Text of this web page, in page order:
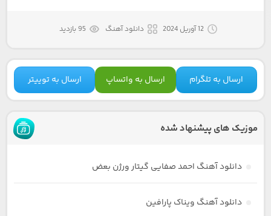
12 آوریل 2024 دانلود آهنگ 95 بازدید
ارسال به تلگرام ارسال به واتساپ ارسال به توییتر
موزیک های پیشنهاد شده
دانلود آهنگ احمد صفایی گیتار ورژن بعض
دانلود آهنگ ویناک پارافین